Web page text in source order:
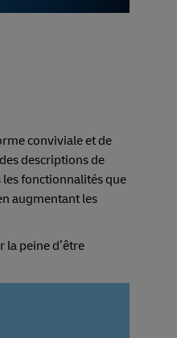
conviviale et de
descriptions de
fonctionnalités que
augmentant les
la peine d’être